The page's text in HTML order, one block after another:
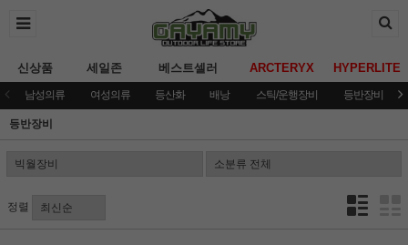
신상품 세일존 베스트셀러 ARCTERYX HYPERLITE
남성의류 여성의류 등산화 배낭 스틱/운행장비 등반장비
등반장비
정렬